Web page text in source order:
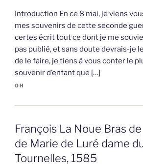
Introduction En ce 8 mai, je viens
mes souvenirs de cette seconde
certes écrit tout ce dont je me
pas publié, et sans doute devrais-je
de le faire, je tiens à vous conter le
souvenir d’enfant que […]
OH
François La Noue Bras
de Marie de Luré dame
Tournelles, 1585